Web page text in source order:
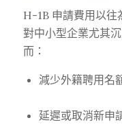
H-1B 申請費用以往
對中小型企業尤其
而：
減少外籍聘用名
延遲或取消新申